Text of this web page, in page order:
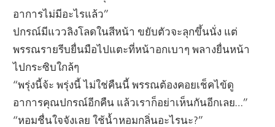
อาการไม่มีอะไรแล้ว”
ปกรณ์มีแววลิงโลดในสีหน้า ขยับตัวจะลุกขึ้นนั่ง แต่
พรรณรายรีบยื่นมือไปแตะที่หน้าอกเบาๆ พลางยื่นหน้า
ไปกระซิบใกล้ๆ
“พรุ่งนี้จ้ะ พรุ่งนี้ ไม่ใช่คืนนี้ พรรณต้องคอยเช็คไข้ดู
อาการคุณปกรณ์อีกคืน แล้วเราก็อย่าเห็นกันอีกเลย…”
“หอมชื่นใจจังเลย ใช้น้ำหอมกลิ่นอะไรนะ?”